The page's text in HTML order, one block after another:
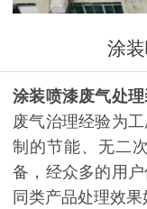
涂
涂装喷漆废气处
废气治理经验为
制的节能、无二
备，经众多的用
同类产品处理效果